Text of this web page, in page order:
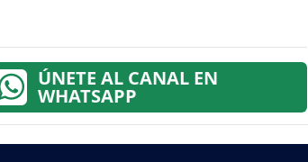
ÚNETE AL CANAL EN
WHATSAPP